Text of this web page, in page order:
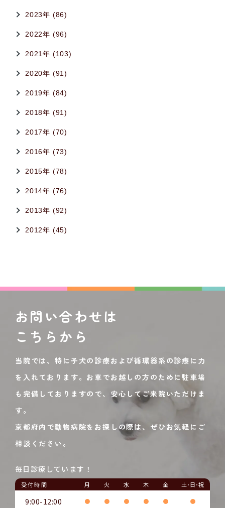
2023年 (86)
2022年 (96)
2021年 (103)
2020年 (91)
2019年 (84)
2018年 (91)
2017年 (70)
2016年 (73)
2015年 (78)
2014年 (76)
2013年 (92)
2012年 (45)
お問い合わせは
こちらから
当院では、特に子犬の診療および循環器系の診療に力
を入れております。お車でお越しの方のために駐車場
も完備しておりますので、安心してご来院いただけま
す。
京都府内で動物病院をお探しの際は、ぜひお気軽にご
相談ください。
毎日診療しています！
受付時間 月 火 水 木 金 土･日･祝
9:00-12:00 ● ● ● ● ● ●